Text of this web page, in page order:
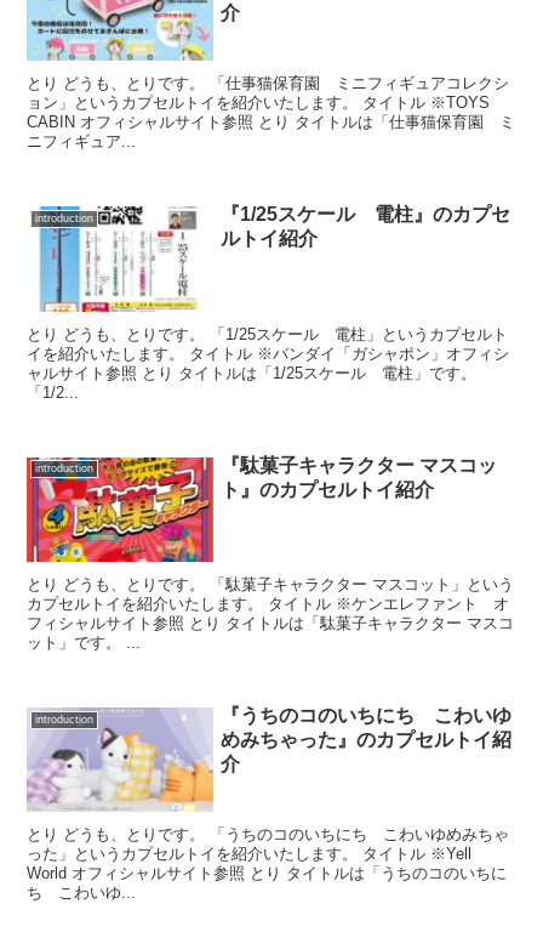
介
とり どうも、とりです。 「仕事猫保育園 ミニフィギュアコレクシ
ョン」というカプセルトイを紹介いたします。 タイトル ※TOYS
CABIN オフィシャルサイト参照 とり タイトルは「仕事猫保育園 ミ
ニフィギュア...
introduction
『1/25スケール 電柱』のカプセ
ルトイ紹介
とり どうも、とりです。 「1/25スケール 電柱」というカプセルト
イを紹介いたします。 タイトル ※バンダイ「ガシャポン」オフィシ
ャルサイト参照 とり タイトルは「1/25スケール 電柱」です。
「1/2...
introduction
『駄菓子キャラクター マスコッ
ト』のカプセルトイ紹介
とり どうも、とりです。 「駄菓子キャラクター マスコット」という
カプセルトイを紹介いたします。 タイトル ※ケンエレファント オ
フィシャルサイト参照 とり タイトルは「駄菓子キャラクター マスコ
ット」です。 ...
introduction
『うちのコのいちにち こわいゆ
めみちゃった』のカプセルトイ紹
介
とり どうも、とりです。 「うちのコのいちにち こわいゆめみちゃ
った」というカプセルトイを紹介いたします。 タイトル ※Yell
World オフィシャルサイト参照 とり タイトルは「うちのコのいちに
ち こわいゆ...